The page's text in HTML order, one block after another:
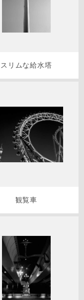
スリムな給水塔
観覧車